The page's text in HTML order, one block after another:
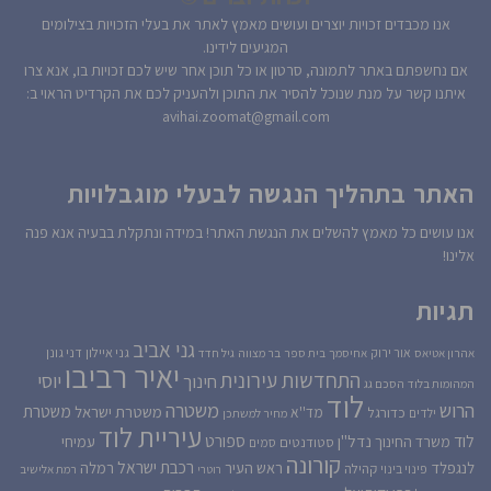
אנו מכבדים זכויות יוצרים ועושים מאמץ לאתר את בעלי הזכויות בצילומים
המגיעים לידינו.
אם נחשפתם באתר לתמונה, סרטון או כל תוכן אחר שיש לכם זכויות בו, אנא צרו
איתנו קשר על מנת שנוכל להסיר את התוכן ולהעניק לכם את הקרדיט הראוי ב:
avihai.zoomat@gmail.com
האתר בתהליך הנגשה לבעלי מוגבלויות
אנו עושים כל מאמץ להשלים את הנגשת האתר! במידה ונתקלת בבעיה אנא פנה
אלינו!
תגיות
אהרון אטיאס אור ירוק אחיסמך בית ספר בר מצווה גיל חדד גני אביב גני איילון דני גונן
המהומות בלוד הסכם גג התחדשות עירוניתחינוך יאיר רביבו יוסי
הרוש ילדים כדורגל לוד מד''א מחיר למשתכן משטרה משטרת ישראל משטרת
לוד משרד החינוך נדל''ן סטודנטים סמים ספורט עיריית לוד עמיחי
לנגפלד פינוי בינוי קהילה קורונה ראש העיר רוטרי רכבת ישראל רמלה רמת אלישיב